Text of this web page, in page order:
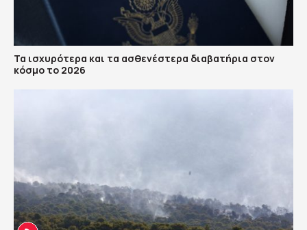
Τα ισχυρότερα και τα ασθενέστερα διαβατήρια στον
κόσμο το 2026